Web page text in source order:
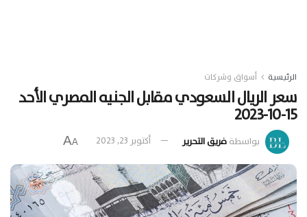
الرئيسية أسواق وشركات
سعر الريال السعودي مقابل الجنيه المصري الأحد
15-10-2023
بواسطةفريق التحرير أكتوبر 23, 2023 A
A